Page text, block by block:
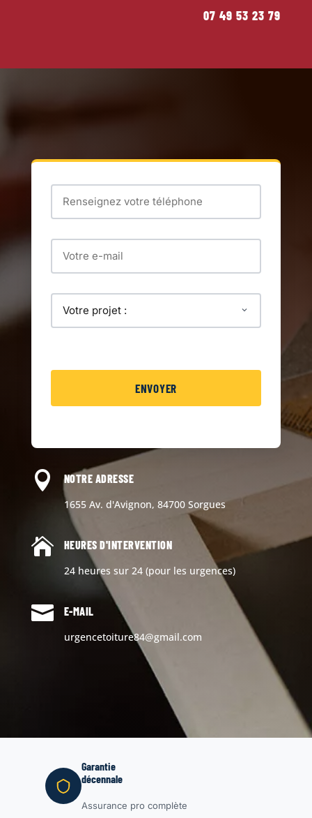
07 49 53 23 79

NOTRE ADRESSE
1655 Av. d'Avignon, 84700 Sorgues

HEURES D'INTERVENTION
24 heures sur 24 (pour les urgences)

E-MAIL
urgencetoiture84@gmail.com
Garantie
décennale
Assurance pro complète